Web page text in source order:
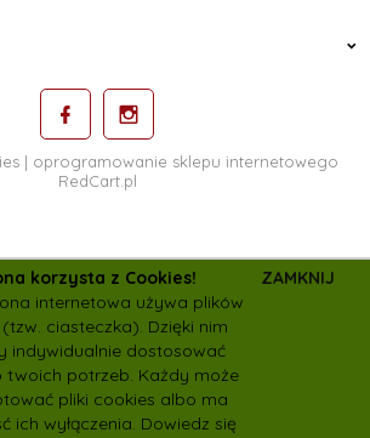
| oprogramowanie sklepu internetowego
RedCart.pl
korzysta z Cookies!
internetowa używa plików
ciasteczka). Dzięki nim
indywidualnie dostosować
twoich potrzeb. Każdy może
pliki cookies albo ma
ich wyłączenia. Dowiedz się
ZAMKNIJ